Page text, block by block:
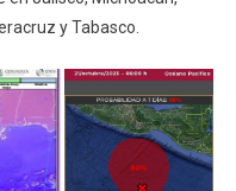
y Tabasco.